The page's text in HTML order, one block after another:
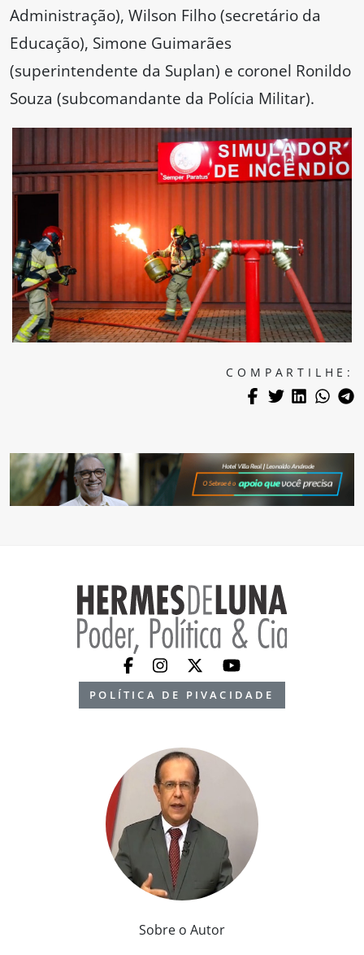
Administração), Wilson Filho (secretário da
Educação), Simone Guimarães
(superintendente da Suplan) e coronel Ronildo
Souza (subcomandante da Polícia Militar).
COMPARTILHE:
POLÍTICA DE PIVACIDADE
Sobre o Autor